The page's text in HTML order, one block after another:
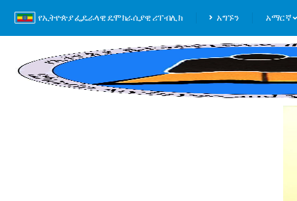
የኢትዮጵያ ፌዴራላዊ ዴሞክራሲያዊ ሪፐብሊክ አግኙን አማርኛ